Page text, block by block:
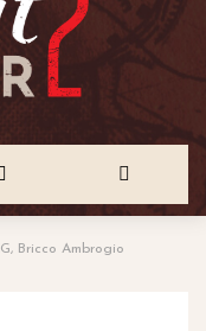
Bricco Ambrogio